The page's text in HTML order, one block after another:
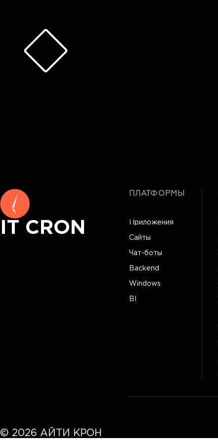
IT CRON
© 2026 АЙТИ КРОН
ПЛАТФОРМЫ
Приложения
Сайты
Чат-боты
Backend
Windows
BI